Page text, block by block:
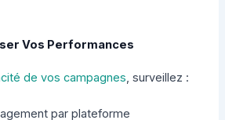
Vos Performances
de vos campagnes, surveillez :
par plateforme